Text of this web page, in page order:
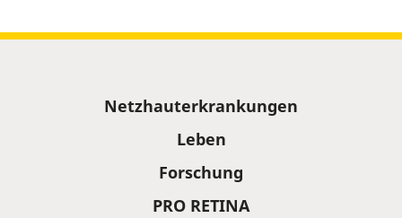
Netzhauterkrankungen
Leben
Forschung
PRO RETINA